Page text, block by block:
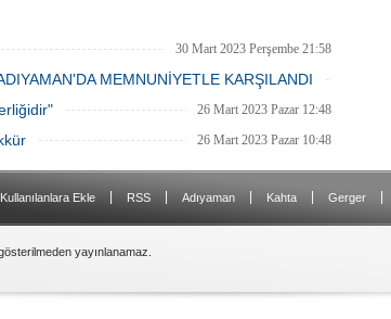
30 Mart 2023 Perşembe 21:58
MEMNUNİYETLE KARŞILANDI
26 Mart 2023 Pazar 15:43
26 Mart 2023 Pazar 12:48
26 Mart 2023 Pazar 10:48
Ekle RSS Adıyaman Kahta Gerger
yayınlanamaz.